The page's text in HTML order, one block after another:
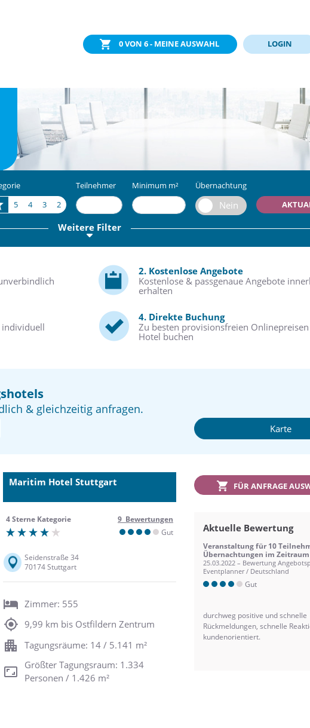
0VON 6 - MEINE AUSWAHL LOGIN
5
4 3 2
Teilnehmer Minimum m²
Übernachtung
Weitere Filter
2. Kostenlose Angebote
Kostenlose & passgenaue Angebote
erhalten
4. Direkte Buchung
Zu besten provisionsfreien
Hotel buchen
& gleichzeitig anfragen.
Karte
Maritim Hotel Stuttgart
4 Sterne Kategorie
9 Bewertungen
Gut
Seidenstraße 34
70174 Stuttgart
Zimmer: 555
9,99 km bis Ostfildern Zentrum
Tagungsräume: 14 / 5.141 m²
Größter Tagungsraum: 1.334
Personen / 1.426 m²
FÜR ANFRAGE
Aktuelle Bewertung
Veranstaltung für 10
Übernachtungen im Zeitraum
25.03.2022 – Bewertung
Eventplanner / Deutschland
Gut
durchweg positive und schnelle
Rückmeldungen, schnelle
kundenorientiert.